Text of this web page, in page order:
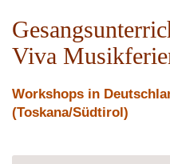
Viva
Workshops in
(Toskana/Südtirol)